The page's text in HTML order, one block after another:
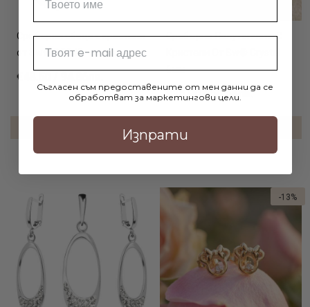
Сребърни обеци с кристали
от Sw® SO340
€48.50 / 94.86лв.
ДОБАВИ В КОЛИЧКАТА
Сребърни Полутопчета С
6мм
€25.90 / 50.66лв.
-13%
Съгласен съм предоставените от мен данни да се
обработват за маркетингови цели.
Изпрати